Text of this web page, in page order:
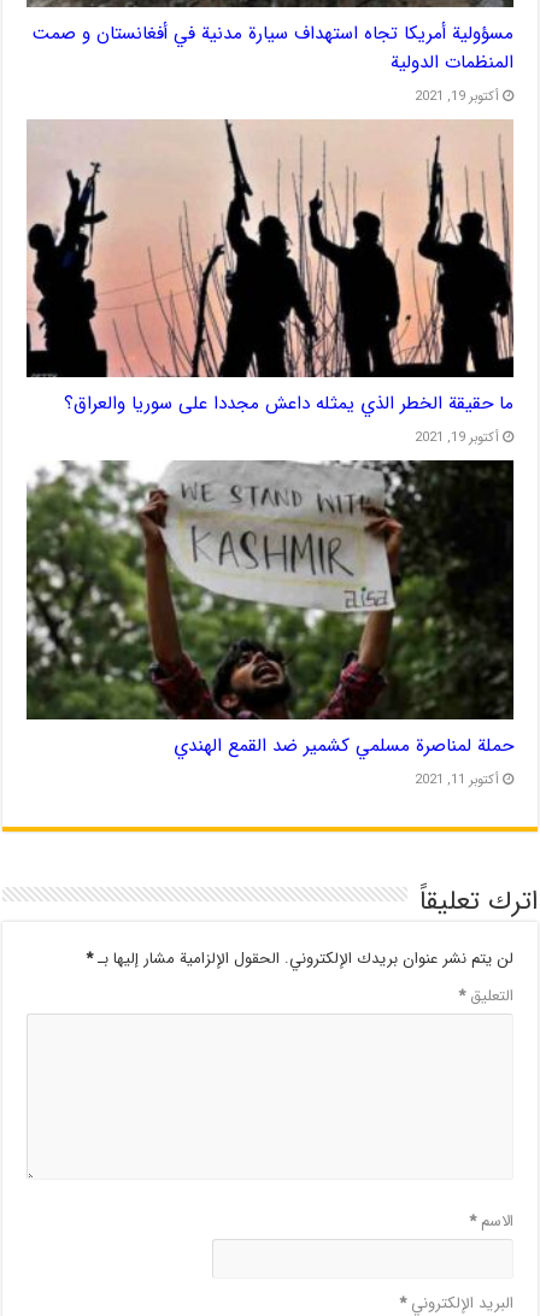
مسؤولية أمريكا تجاه استهداف سيارة مدنية في أفغانستان و صمت
المنظمات الدولية
أكتوبر 19, 2021
ما حقيقة الخطر الذي يمثله داعش مجددا على سوريا والعراق؟
أكتوبر 19, 2021
حملة لمناصرة مسلمي كشمير ضد القمع الهندي
أكتوبر 11, 2021
اترك تعليقاً
لن يتم نشر عنوان بريدك الإلكتروني. الحقول الإلزامية مشار إليها بـ*
التعليق*
الاسم*
البريد الإلكتروني*